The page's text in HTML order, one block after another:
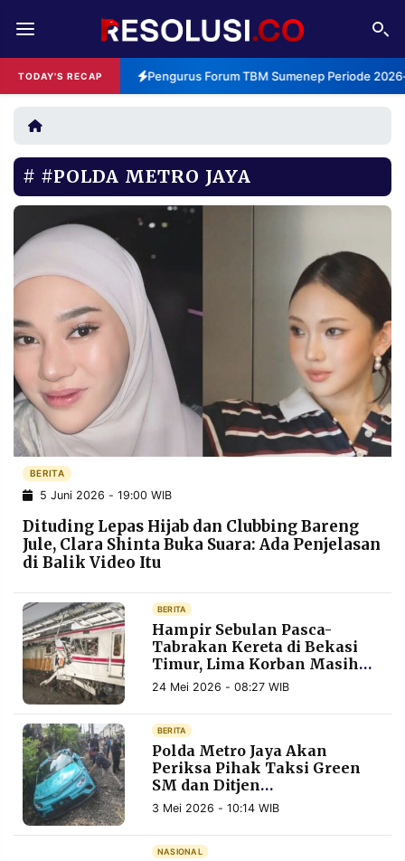
TODAY'S RECAP Pengurus Forum TBM Sumenep Periode
REDAKSI TENTANG
RESOLUSI IKLAN
RUBRIKASI
EDITORIAL AKSARA
FINANSIA
DAERAH NASIONAL
MANCA SPORT
INFORMASI
PRIVACY
POLICY
BERITA
WARGA
INFORMASI
IKLAN
KIRIM
PENGADUAN TERM
OF
SERVICE
IKUTI
KAMI
©
PT.
RESOLUSI
MEDIA
#POLDA METRO JAYA
BERITA
5 Juni 2026 - 19:00 WIB
Dituding Lepas Hijab dan Clubbing Bareng
Jule, Clara Shinta Buka Suara: Ada Penjelasan
di Balik Video Itu
BERITA
Hampir Sebulan Pasca-
Tabrakan Kereta di Bekasi
Timur, Lima Korban Masih
Dirawat di Empat Rumah
24 Mei 2026 - 08:27 WIB
BERITA
Polda Metro Jaya Akan
Periksa Pihak Taksi Green
SM dan Ditjen
Perkeretaapian dalam Kasus
3 Mei 2026 - 10:14 WIB
NASIONAL